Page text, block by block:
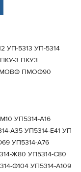
УП-5313 УП-5314
3 ПКУ3
ПМОФ90
УП5314-А16
А35 УП5314-Е41 УП
УП5314-А76
Ж80 УП5314-С80
Ф104 УП5314-А109